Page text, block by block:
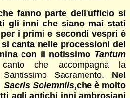
fanno parte dell'ufficio si
gli inni che siano mai stati
i primi e secondi vespri è
canta nelle processioni del
con il notissimo Tantum
che accompagna la
Sacramento. Nel
Sacris Solemniis,che è molto
agli antichi inni ambrosiani